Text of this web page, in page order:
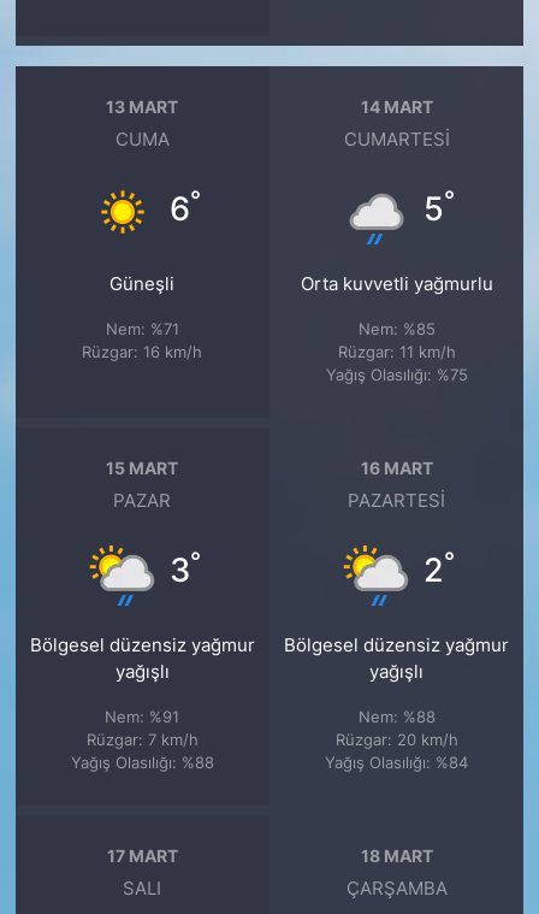
13 MART
CUMA
6°
Güneşli
Nem: %71
Rüzgar: 16 km/h
14 MART
CUMARTESI
5°
Orta kuvvetli yağmurlu
Nem: %85
Rüzgar: 11 km/h
Yağış Olasılığı: %75
15 MART
PAZAR
3°
Bölgesel düzensiz yağmur
yağışlı
Nem: %91
Rüzgar: 7 km/h
Yağış Olasılığı: %88
16 MART
PAZARTESI
2°
Bölgesel düzensiz yağmur
yağışlı
Nem: %88
Rüzgar: 20 km/h
Yağış Olasılığı: %84
17 MART
SALI
18 MART
ÇARŞAMBA